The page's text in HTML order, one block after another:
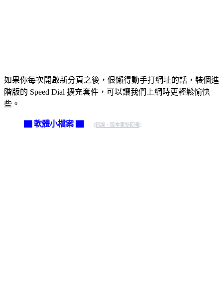
如果你每次開啟新分頁之後，佷懶得動手打網址的話，裝個進
階版的 Speed Dial 擴充套件，可以讓我們上網時更輕鬆愉快
些。
▇ 軟體小檔案 ▇ (錯誤、版本更新回報)